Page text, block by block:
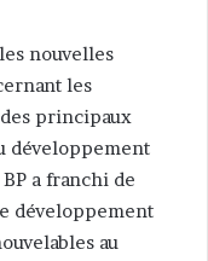
nouvelles
les
principaux
développement
a franchi de
développement
au